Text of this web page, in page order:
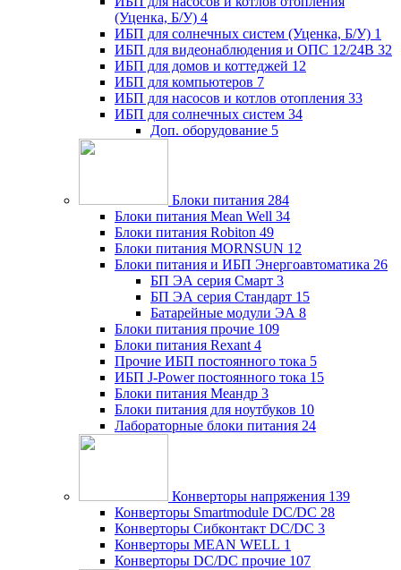
(Уценка, Б/У) 4
ИБП для солнечных систем (Уценка, Б/У) 1
ИБП для видеонаблюдения и ОПС 12/24В 32
ИБП для домов и коттеджей 12
ИБП для компьютеров 7
ИБП для насосов и котлов отопления 33
ИБП для солнечных систем 34
Доп. оборудование 5
Блоки питания 284
Блоки питания Mean Well 34
Блоки питания Robiton 49
Блоки питания MORNSUN 12
Блоки питания и ИБП Энергоавтоматика 26
БП ЭА серия Смарт 3
БП ЭА серия Стандарт 15
Батарейные модули ЭА 8
Блоки питания прочие 109
Блоки питания Rexant 4
Прочие ИБП постоянного тока 5
ИБП J-Power постоянного тока 15
Блоки питания Меандр 3
Блоки питания для ноутбуков 10
Лабораторные блоки питания 24
Конверторы напряжения 139
Конверторы Smartmodule DC/DC 28
Конверторы Сибконтакт DC/DC 3
Конверторы MEAN WELL 1
Конверторы DC/DC прочие 107